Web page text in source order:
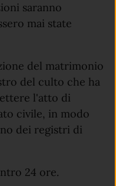
saranno
mai state
del matrimonio
del culto che ha
l'atto di
civile, in modo
dei registri di
24 ore.